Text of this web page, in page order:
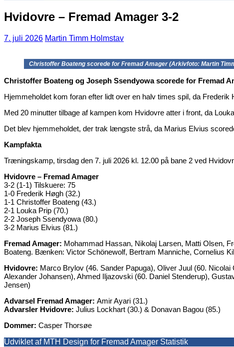
Hvidovre – Fremad Amager 3-2
7. juli 2026 Martin Timm Holmstav
Christoffer Boateng scorede for Fremad Amager (Arkivfoto: Martin
Christoffer Boateng og Joseph Ssendyowa scorede for Fremad
Hjemmeholdet kom foran efter lidt over en halv times spil, da
Med 20 minutter tilbage af kampen kom Hvidovre atter i front, da
Det blev hjemmeholdet, der trak længste strå, da Marius Elvius
Kampfakta
Træningskamp, tirsdag den 7. juli 2026 kl. 12.00 på bane 2 ved
Hvidovre – Fremad Amager
3-2 (1-1) Tilskuere: 75
1-0 Frederik Høgh (32.)
1-1 Christoffer Boateng (43.)
2-1 Louka Prip (70.)
2-2 Joseph Ssendyowa (80.)
3-2 Marius Elvius (81.)
Fremad Amager: Mohammad Hassan, Nikolaj Larsen, Matti Olsen,
Boateng. Bænken: Victor Schönewolf, Bertram Manniche, Cornelius
Hvidovre: Marco Brylov (46. Sander Papuga), Oliver Juul (60. Nicolai
Alexander Johansen), Ahmed Iljazovski (60. Daniel Stenderup),
Jensen)
Advarsel Fremad Amager: Amir Ayari (31.)
Advarsler Hvidovre: Julius Lockhart (30.) & Donavan Bagou (85.)
Dommer: Casper Thorsøe
Udviklet af MTH Design for Fremad Amager Statistik